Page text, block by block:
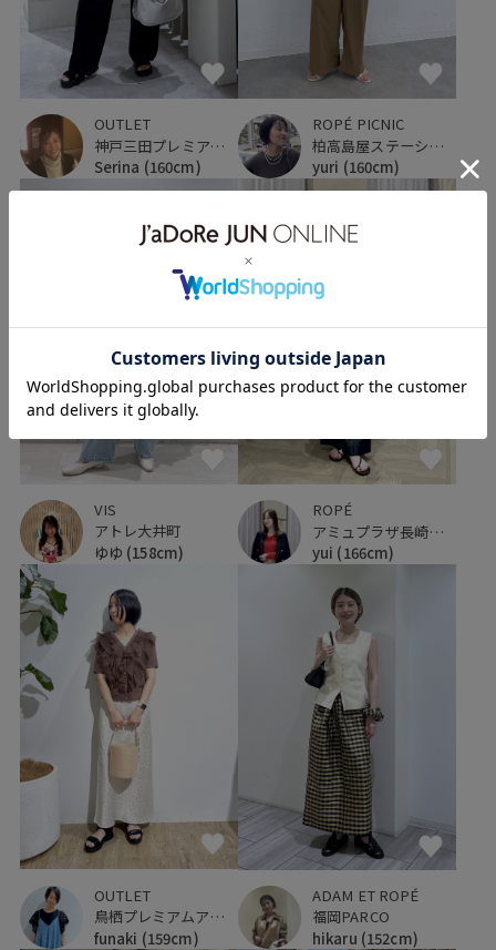
OUTLET
神戸三田プレミアム・アウトレット
Serina (160cm)
ROPÉ PICNIC
柏高島屋ステーションモール
yuri (160cm)
VIS
アトレ大井町
ゆゆ (158cm)
ROPÉ
アミュプラザ長崎新館
yui (166cm)
OUTLET
鳥栖プレミアムアウトレット
funaki (159cm)
ADAM ET ROPÉ
福岡PARCO
hikaru (152cm)